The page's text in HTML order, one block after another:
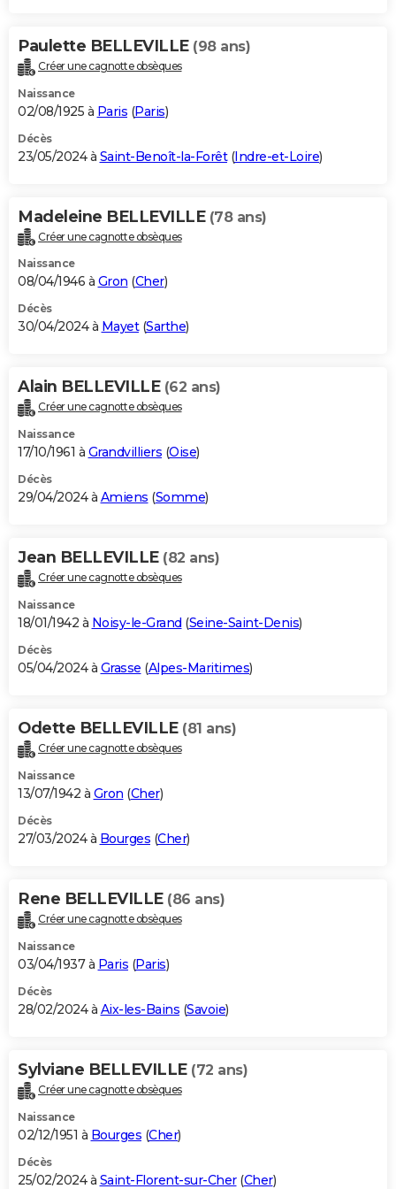
Paulette BELLEVILLE (98 ans)
Créer une cagnotte obsèques
Naissance
02/08/1925 à Paris (Paris)
Décès
23/05/2024 à Saint-Benoît-la-Forêt(Indre-et-Loire)
Madeleine BELLEVILLE (78 ans)
Créer une cagnotte obsèques
Naissance
08/04/1946 à Gron (Cher)
Décès
30/04/2024 à Mayet(Sarthe)
Alain BELLEVILLE (62 ans)
Créer une cagnotte obsèques
Naissance
17/10/1961 à Grandvilliers (Oise)
Décès
29/04/2024 à Amiens (Somme)
Jean BELLEVILLE (82 ans)
Créer une cagnotte obsèques
Naissance
18/01/1942 à Noisy-le-Grand (Seine-Saint-Denis)
Décès
05/04/2024 à Grasse (Alpes-Maritimes)
Odette BELLEVILLE (81 ans)
Créer une cagnotte obsèques
Naissance
13/07/1942 à Gron (Cher)
Décès
27/03/2024 à Bourges (Cher)
Rene BELLEVILLE (86 ans)
Créer une cagnotte obsèques
Naissance
03/04/1937 à Paris (Paris)
Décès
28/02/2024 à Aix-les-Bains (Savoie)
Sylviane BELLEVILLE (72 ans)
Créer une cagnotte obsèques
Naissance
02/12/1951 à Bourges (Cher)
Décès
25/02/2024 à Saint-Florent-sur-Cher(Cher)